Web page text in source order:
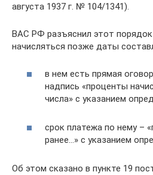
августа 1937 г. № 104/1341).
ВАС РФ разъяснил этот
начисляться позже даты
в нем есть прямая
надпись «проценты
числа» с указанием
срок платежа по нему –
ранее…» с указанием
Об этом сказано в пункте 19